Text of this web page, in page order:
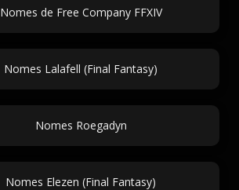
Nomes de Free Company FFXIV
Nomes Lalafell (Final Fantasy)
Nomes Roegadyn
Nomes Elezen (Final Fantasy)